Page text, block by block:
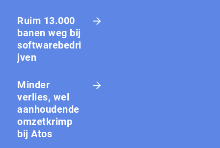
Ruim 13.000
banen weg bij
softwarebedri
jven
Minder
verlies, wel
aanhoudende
omzetkrimp
bij Atos